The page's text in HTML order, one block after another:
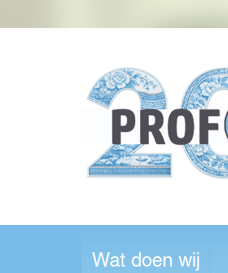
Wat doen wij